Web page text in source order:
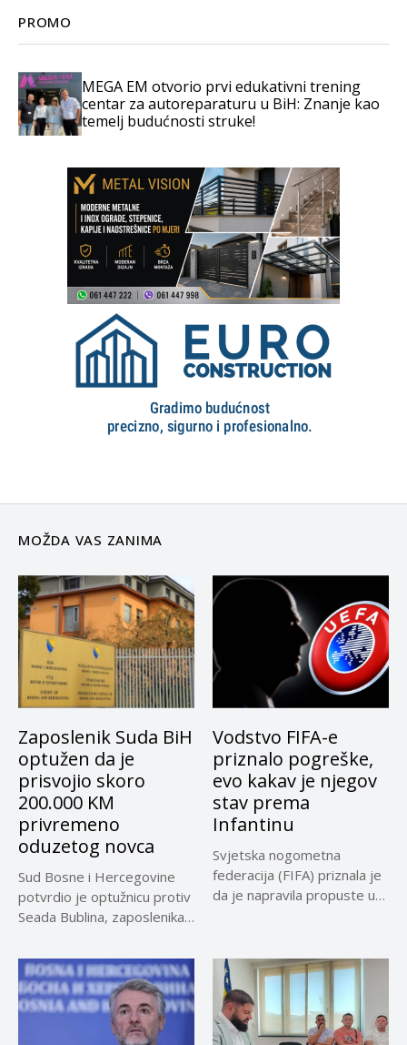
PROMO
MEGA EM otvorio prvi edukativni trening
centar za autoreparaturu u BiH: Znanje kao
temelj budućnosti struke!
MOŽDA VAS ZANIMA
Zaposlenik Suda BiH
optužen da je
prisvojio skoro
200.000 KM
privremeno
oduzetog novca
Sud Bosne i Hercegovine
potvrdio je optužnicu protiv
Seada Bublina, zaposlenika
Vodstvo FIFA-e
priznalo pogreške,
evo kakav je njegov
stav prema
Infantinu
Svjetska nogometna
federacija (FIFA) priznala je
da je napravila propuste u